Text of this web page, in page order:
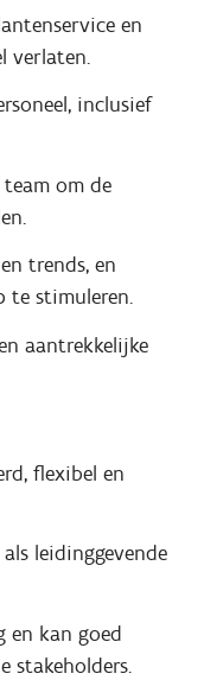
en
verlaten.
inclusief
om de
trends, en
te stimuleren.
aantrekkelijke
flexibel en
leidinggevende
en kan goed
stakeholders.